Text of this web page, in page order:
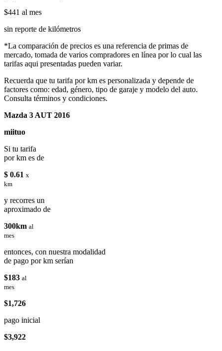
$441 al mes
sin reporte de kilómetros
*La comparación de precios es una referencia de primas de
mercado, tomada de varios compradores en línea por lo cual las
tarifas aqui presentadas pueden variar.
Recuerda que tu tarifa por km es personalizada y depende de
factores como: edad, género, tipo de garaje y modelo del auto.
Consulta términos y condiciones.
Mazda 3 AUT 2016
miituo
Si tu tarifa
por km es de
$ 0.61 x
km
y recorres un
aproximado de
300km al
mes
entonces, con nuestra modalidad
de pago por km serían
$183 al
mes
$1,726
pago inicial
$3,922